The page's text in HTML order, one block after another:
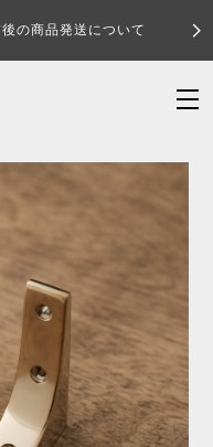
の商品発送について